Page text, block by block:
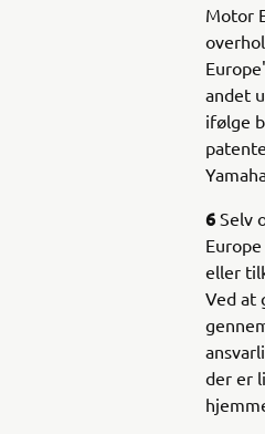
Motor
andet
ifølge
6 Selv
eller
Ved at
der er